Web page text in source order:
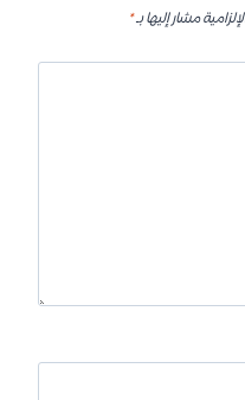
مشار إليها بـ*